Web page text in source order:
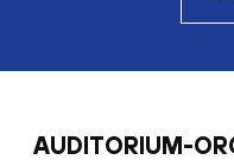
AUDITORIUM-